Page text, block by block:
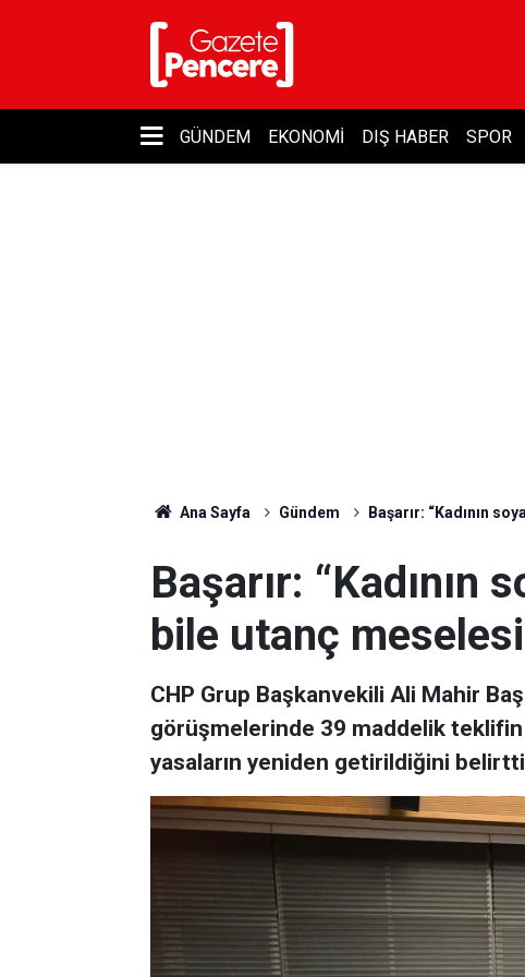
GÜNDEM EKONOMI DIŞ HABER SPOR
Ana Sayfa Gündem Başarır: “Kadının
Başarır: “Kadının
bile utanç
CHP Grup Başkanvekili Ali Mahir
görüşmelerinde 39 maddelik
yasaların yeniden getirildiğini